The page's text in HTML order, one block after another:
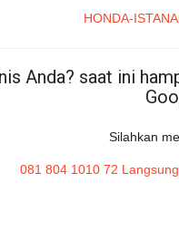
HONDA-
Anda? saat ini
Silahkan
081 804 1010 72